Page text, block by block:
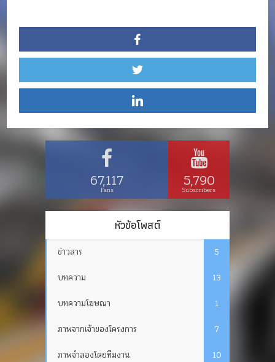
67,117
Fans 5,790
Subscribers
หัวข้อโพสต์
ข่าวสาร
5
บทความ
13
บทความโฆษณา
1
ภาพจากเจ้าของโครงการ
7
ภาพจำลองโดยทีมงาน
10